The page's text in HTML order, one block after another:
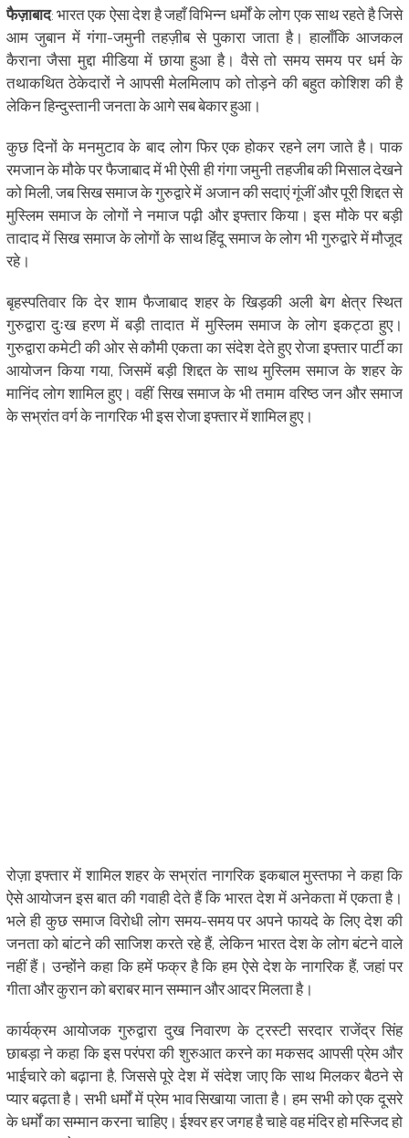
new
window)
new
window)
new
window)
new
window)
new
window)
new
window)
new
window)
new
Pinterest
(Opens
in
new
window)
to
a
friend
(Opens
in
new
window)
फैज़ाबाद: भारत एक ऐसा देश है जहाँ विभिन्न धर्मों के लोग एक साथ रहते है जिसे
आम जुबान में गंगा-जमुनी तहज़ीब से पुकारा जाता है। हालाँकि आजकल
कैराना जैसा मुद्दा मीडिया में छाया हुआ है। वैसे तो समय समय पर धर्म के
तथाकथित ठेकेदारों ने आपसी मेलमिलाप को तोड़ने की बहुत कोशिश की है
लेकिन हिन्दुस्तानी जनता के आगे सब बेकार हुआ।
कुछ दिनों के मनमुटाव के बाद लोग फिर एक होकर रहने लग जाते है। पाक
रमजान के मौके पर फैजाबाद में भी ऐसी ही गंगा जमुनी तहजीब की मिसाल देखने
को मिली, जब सिख समाज के गुरुद्वारे में अजान की सदाएं गूंजीं और पूरी शिद्दत से
मुस्लिम समाज के लोगों ने नमाज पढ़ी और इफ्तार किया। इस मौके पर बड़ी
तादाद में सिख समाज के लोगों के साथ हिंदू समाज के लोग भी गुरुद्वारे में मौजूद
रहे।
बृहस्पतिवार कि देर शाम फैजाबाद शहर के खिड़की अली बेग क्षेत्र स्थित
गुरुद्वारा दुःख हरण में बड़ी तादात में मुस्लिम समाज के लोग इकट्ठा हुए।
गुरुद्वारा कमेटी की ओर से कौमी एकता का संदेश देते हुए रोजा इफ्तार पार्टी का
आयोजन किया गया, जिसमें बड़ी शिद्दत के साथ मुस्लिम समाज के शहर के
मानिंद लोग शामिल हुए। वहीं सिख समाज के भी तमाम वरिष्ठ जन और समाज
के सभ्रांत वर्ग के नागरिक भी इस रोजा इफ्तार में शामिल हुए।
रोज़ा इफ्तार में शामिल शहर के सभ्रांत नागरिक इकबाल मुस्तफा ने कहा कि
ऐसे आयोजन इस बात की गवाही देते हैं कि भारत देश में अनेकता में एकता है।
भले ही कुछ समाज विरोधी लोग समय-समय पर अपने फायदे के लिए देश की
जनता को बांटने की साजिश करते रहे हैं, लेकिन भारत देश के लोग बंटने वाले
नहीं हैं। उन्होंने कहा कि हमें फक्र है कि हम ऐसे देश के नागरिक हैं, जहां पर
गीता और कुरान को बराबर मान सम्मान और आदर मिलता है।
कार्यक्रम आयोजक गुरुद्वारा दुख निवारण के ट्रस्टी सरदार राजेंद्र सिंह
छाबड़ा ने कहा कि इस परंपरा की शुरुआत करने का मकसद आपसी प्रेम और
भाईचारे को बढ़ाना है, जिससे पूरे देश में संदेश जाए कि साथ मिलकर बैठने से
प्यार बढ़ता है। सभी धर्मों में प्रेम भाव सिखाया जाता है। हम सभी को एक दूसरे
के धर्मों का सम्मान करना चाहिए। ईश्वर हर जगह है चाहे वह मंदिर हो मस्जिद हो